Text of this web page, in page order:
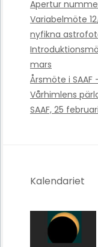
Apertur
Variabelmöte
nyfikna
mars
Årsmöte i SAAF
Vårhimlens
SAAF, 25 februari
Kalendariet